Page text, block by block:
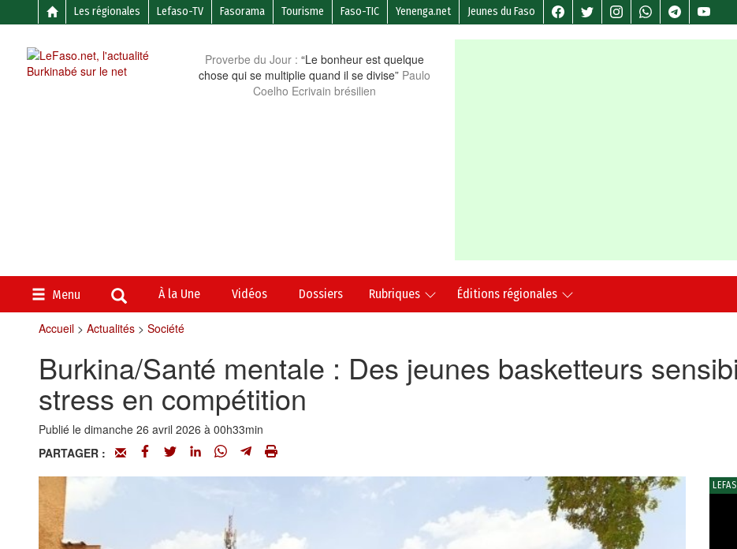
Les régionales Lefaso-TV Fasorama Tourisme Faso-TIC Yenenga.net Jeunes du Faso
Proverbe du Jour : “Le bonheur est quelque
chose qui se multiplie quand il se divise” Paulo
Coelho Ecrivain brésilien
Menu À la Une Vidéos Dossiers Rubriques Éditions régionales
Accueil> Actualités> Société
Burkina/Santé mentale : Des jeunes basketteurs
stress en compétition
Publié le dimanche 26 avril 2026 à 00h33min
PARTAGER :